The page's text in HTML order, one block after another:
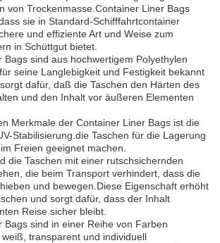
von Trockenmasse.Container Liner Bags
sie in Standard-Schifffahrtcontainer
und effiziente Art und Weise zum
in Schüttgut bietet.
Bags sind aus hochwertigem Polyethylen
seine Langlebigkeit und Festigkeit bekannt
dafür, daß die Taschen den Härten des
und den Inhalt vor äußeren Elementen
Merkmale der Container Liner Bags ist die
Stabilisierung.die Taschen für die Lagerung
Freien geeignet machen.
die Taschen mit einer rutschsichernden
die beim Transport verhindert, dass die
und bewegen.Diese Eigenschaft erhöht
und sorgt dafür, dass der Inhalt
Reise sicher bleibt.
Bags sind in einer Reihe von Farben
transparent und individuell